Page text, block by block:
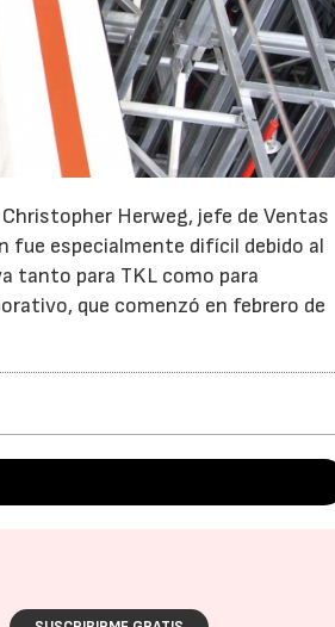
Herweg, jefe de Ventas
fue especialmente difícil debido al
tanto para TKL como para
que comenzó en febrero de